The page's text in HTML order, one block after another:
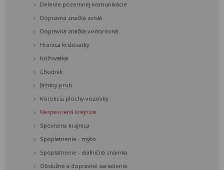
Delenie pozemnej komunikácie
Dopravná značka zvislá
Dopravná značka vodorovná
Hranica križovatky
Križovatka
Chodník
Jazdný pruh
Korekcia plochy vozovky
Nespevnená krajnica
Spevnená krajnica
Spoplatnenie - mýto
Spoplatnenie - diaľničná známka
Obslužné a dopravné zariadenie